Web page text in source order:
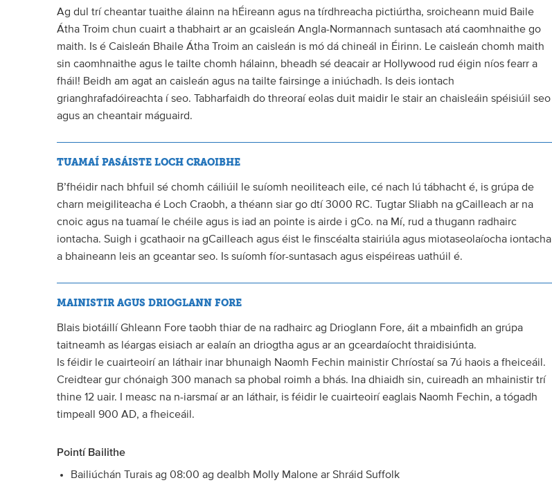
Ag dul trí cheantar tuaithe álainn na hÉireann agus na tírdhreacha pictiúrtha, sroicheann muid Baile
Átha Troim chun cuairt a thabhairt ar an gcaisleán Angla-Normannach suntasach atá caomhnaithe go
maith. Is é Caisleán Bhaile Átha Troim an caisleán is mó dá chineál in Éirinn. Le caisleán chomh maith
sin caomhnaithe agus le tailte chomh hálainn, bheadh sé deacair ar Hollywood rud éigin níos fearr a
fháil! Beidh am agat an caisleán agus na tailte fairsinge a iniúchadh. Is deis iontach
grianghrafadóireachta í seo. Tabharfaidh do threoraí eolas duit maidir le stair an chaisleáin spéisiúil seo
agus an cheantair máguaird.
TUAMAÍ PASÁISTE LOCH CRAOIBHE
B’fhéidir nach bhfuil sé chomh cáiliúil le suíomh neoiliteach eile, cé nach lú tábhacht é, is grúpa de
charn meigiliteacha é Loch Craobh, a théann siar go dtí 3000 RC. Tugtar Sliabh na gCailleach ar na
cnoic agus na tuamaí le chéile agus is iad an pointe is airde i gCo. na Mí, rud a thugann radhairc
iontacha. Suigh i gcathaoir na gCailleach agus éist le finscéalta stairiúla agus miotaseolaíocha iontacha
a bhaineann leis an gceantar seo. Is suíomh fíor-suntasach agus eispéireas uathúil é.
MAINISTIR AGUS DRIOGLANN FORE
Blais biotáillí Ghleann Fore taobh thiar de na radhairc ag Drioglann Fore, áit a mbainfidh an grúpa
taitneamh as léargas eisiach ar ealaín an driogtha agus ar an gceardaíocht thraidisiúnta.
Is féidir le cuairteoirí an láthair inar bhunaigh Naomh Fechin mainistir Chríostaí sa 7ú haois a fheiceáil.
Creidtear gur chónaigh 300 manach sa phobal roimh a bhás. Ina dhiaidh sin, cuireadh an mhainistir trí
thine 12 uair. I measc na n-iarsmaí ar an láthair, is féidir le cuairteoirí eaglais Naomh Fechin, a tógadh
timpeall 900 AD, a fheiceáil.
Pointí Bailithe
Bailiúchán Turais ag 08:00 ag dealbh Molly Malone ar Shráid Suffolk